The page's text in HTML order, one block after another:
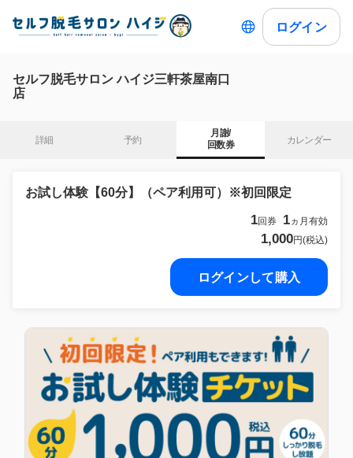
ログイン
セルフ脱毛サロン ハイジ三軒茶屋南口
店
詳細 予約
月謝/
回数券
カレンダー
お試し体験【60分】（ペア利用可）※初回限定
1回券 1ヵ月有効
1,000円(税込)
ログインして購入